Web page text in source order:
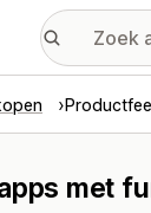
met